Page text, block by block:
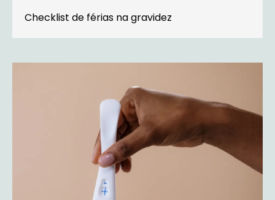
Checklist de férias na gravidez